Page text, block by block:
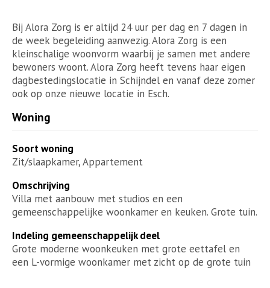
Bij Alora Zorg is er altijd 24 uur per dag en 7 dagen in
de week begeleiding aanwezig. Alora Zorg is een
kleinschalige woonvorm waarbij je samen met andere
bewoners woont. Alora Zorg heeft tevens haar eigen
dagbestedingslocatie in Schijndel en vanaf deze zomer
ook op onze nieuwe locatie in Esch.
Woning
Soort woning
Zit/slaapkamer, Appartement
Omschrijving
Villa met aanbouw met studios en een
gemeenschappelijke woonkamer en keuken. Grote tuin.
Indeling gemeenschappelijk deel
Grote moderne woonkeuken met grote eettafel en
een L-vormige woonkamer met zicht op de grote tuin